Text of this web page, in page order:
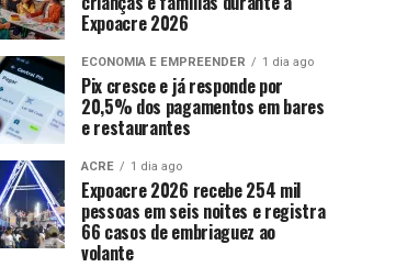
Expoacre 2026
ECONOMIA E EMPREENDER 1 dia ago
Pix cresce e já responde por
20,5% dos pagamentos em bares
e restaurantes
ACRE 1 dia ago
Expoacre 2026 recebe 254 mil
pessoas em seis noites e registra
66 casos de embriaguez ao
volante